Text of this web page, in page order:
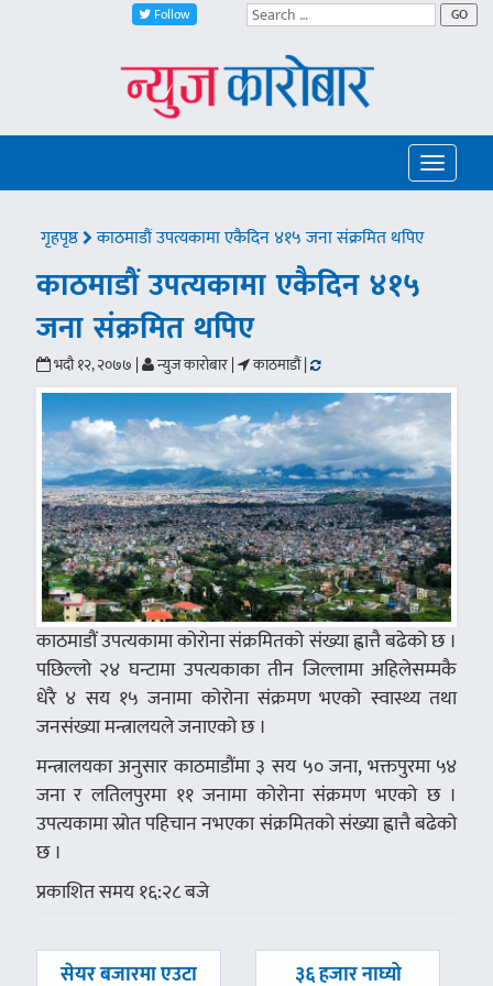
Follow GO
Toggle
गृहपृष्ठ काठमाडौं उपत्यकामा एकैदिन ४१५ जना संक्रमित थपिए
काठमाडौं उपत्यकामा एकैदिन ४१५
जना संक्रमित थपिए
भदौ १२, २०७७ | न्युज कारोबार | काठमाडौं |
काठमाडौं उपत्यकामा कोरोना संक्रमितको संख्या ह्वात्तै बढेको छ ।
पछिल्लो २४ घन्टामा उपत्यकाका तीन जिल्लामा अहिलेसम्मकै
धेरै ४ सय १५ जनामा कोरोना संक्रमण भएको स्वास्थ्य तथा
जनसंख्या मन्त्रालयले जनाएको छ ।
मन्त्रालयका अनुसार काठमाडौंमा ३ सय ५० जना, भक्तपुरमा ५४
जना र लतिलपुरमा ११ जनामा कोरोना संक्रमण भएको छ ।
उपत्यकामा स्रोत पहिचान नभएका संक्रमितको संख्या ह्वात्तै बढेको
छ ।
प्रकाशित समय १६:२८ बजे
पछिल्लाे
सेयर बजारमा एउटा
अघिल्लाे
३६ हजार नाघ्यो